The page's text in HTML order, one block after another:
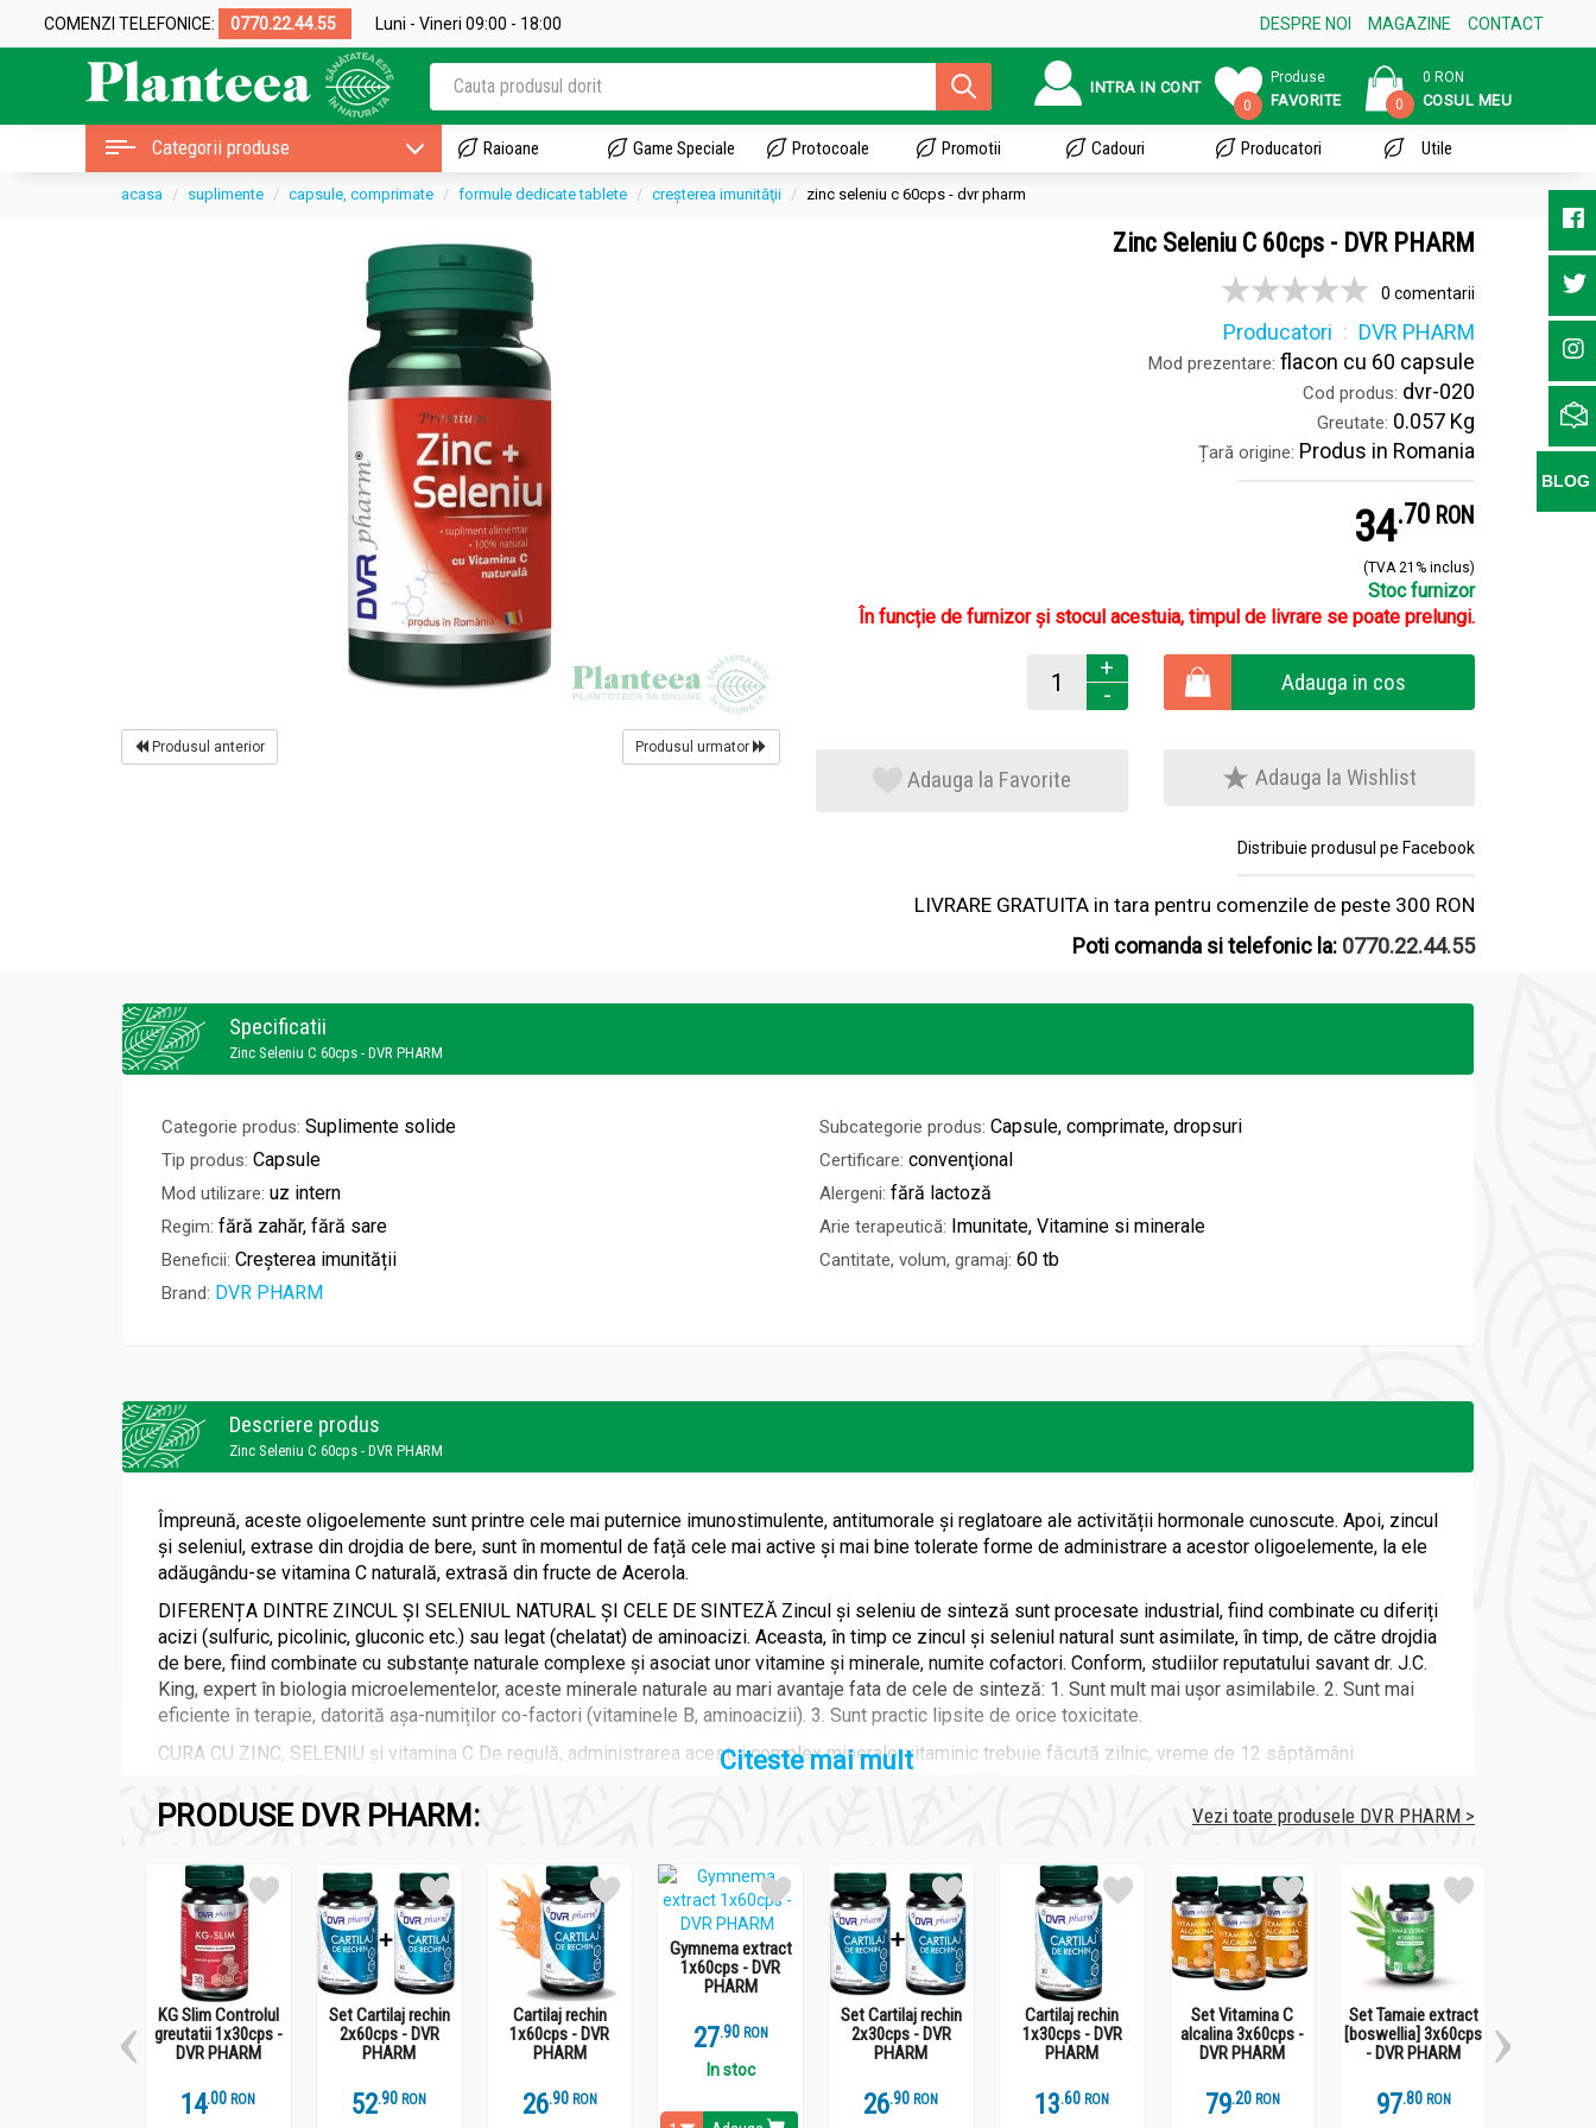
COMENZI TELEFONICE: 0770.22.44.55 Luni - Vineri 09:00 - 18:00 DESPRE NOI MAGAZINE CONTACT
INTRA IN CONT
0
Produse
FAVORITE 0
0 RON
COSUL MEU
Categorii produse Raioane Game Speciale Protocoale Promotii Cadouri Producatori Utile
acasa suplimente capsule, comprimate formule dedicate tablete creşterea imunităţii zinc seleniu c 60cps - dvr pharm
Produsul anterior Produsul urmator
Zinc Seleniu C 60cps - DVR PHARM
0 comentarii
Producatori DVR PHARM
Mod prezentare: flacon cu 60 capsule
Cod produs: dvr-020
Greutate: 0.057 Kg
Țară origine: Produs in Romania
34.7 RON
(TVA 21% inclus)
Stoc furnizor
În funcție de furnizor și stocul acestuia, timpul de livrare se poate prelungi.
+
-
Adauga in cos
Adauga la Favorite Adauga la Wishlist
Distribuie produsul pe Facebook
LIVRARE GRATUITA in tara pentru comenzile de peste 300 RON
Poti comanda si telefonic la: 0770.22.44.55
Specificatii
Zinc Seleniu C 60cps - DVR PHARM
Categorie produs: Suplimente solide Subcategorie produs: Capsule, comprimate, dropsuri
Tip produs: Capsule Certificare: convenţional
Mod utilizare: uz intern Alergeni: fără lactoză
Regim: fără zahăr, fără sare Arie terapeutică: Imunitate, Vitamine si minerale
Beneficii: Creșterea imunității Cantitate, volum, gramaj: 60 tb
Brand: DVR PHARM
Descriere produs
Zinc Seleniu C 60cps - DVR PHARM
Împreună, aceste oligoelemente sunt printre cele mai puternice imunostimulente, antitumorale și reglatoare ale activității hormonale cunoscute. Apoi, zincul
și seleniul, extrase din drojdia de bere, sunt în momentul de față cele mai active și mai bine tolerate forme de administrare a acestor oligoelemente, la ele
adăugându-se vitamina C naturală, extrasă din fructe de Acerola.
DIFERENȚA DINTRE ZINCUL ȘI SELENIUL NATURAL ȘI CELE DE SINTEZĂ Zincul și seleniu de sinteză sunt procesate industrial, fiind combinate cu diferiți
acizi (sulfuric, picolinic, gluconic etc.) sau legat (chelatat) de aminoacizi. Aceasta, în timp ce zincul și seleniul natural sunt asimilate, în timp, de către drojdia
de bere, fiind combinate cu substanțe naturale complexe și asociat unor vitamine și minerale, numite cofactori. Conform, studiilor reputatului savant dr. J.C.
King, expert în biologia microelementelor, aceste minerale naturale au mari avantaje fata de cele de sinteză: 1. Sunt mult mai ușor asimilabile. 2. Sunt mai
eficiente în terapie, datorită așa-numiților co-factori (vitaminele B, aminoacizii). 3. Sunt practic lipsite de orice toxicitate.
CURA CU ZINC, SELENIU și vitamina C De regulă, administrarea acestui complex mineralo-vitaminic trebuie făcută zilnic, vreme de 12 săptămâni
CÂND MĂRIM DOZA ZILNICĂ DE ZINC ȘI SELENIU În perioada infecțiilor acute (gripe, cistite, pneumonii, viroze digestive etc.) doza va fi mărită 2-3 ori. O
cea mai activă și cea mai bine tolerate formă de zinc. Este un eficient stimulent imunitar, un reglator al secreției de hormoni, precum și un excelent
stimulent al creșterii și al dezvoltării copiilor.
Compozitie
Zinc Seleniu C 60cps - DVR PHARM
Citeste mai mult
PRODUSE DVR PHARM: Vezi toate produsele DVR PHARM >
KG Slim Controlul
greutatii 1x30cps -
DVR PHARM
14.0 RON
Set Cartilaj rechin
2x60cps - DVR
PHARM
52.9 RON
Cartilaj rechin
1x60cps - DVR
PHARM
26.9 RON
Gymnema extract
1x60cps - DVR
PHARM
27.9 RON
In stoc
Set Cartilaj rechin
2x30cps - DVR
PHARM
26.9 RON
Cartilaj rechin
1x30cps - DVR
PHARM
13.6 RON
Set Vitamina C
alcalina 3x60cps -
DVR PHARM
79.2 RON
Set Tamaie extract
[boswellia] 3x60cps
- DVR PHARM
97.8 RON
BLOG